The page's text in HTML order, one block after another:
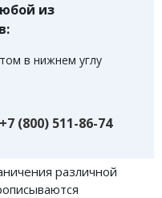
из
в нижнем углу
+7 (800) 511-86-74
различной